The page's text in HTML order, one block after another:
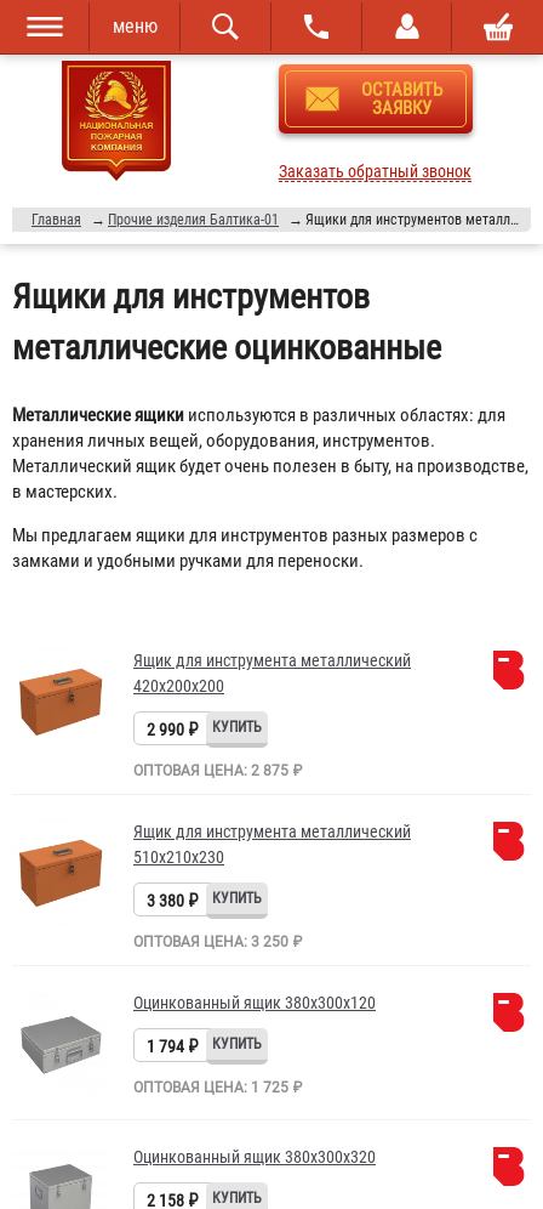
Перейти к
основному
содержанию
Skip to
navigation
меню
ОСТАВИТЬ
ЗАЯВКУ
Заказать обратный звонок
Главная → Прочие изделия Балтика-01 → Ящики для инструментов металлические оцинкованные
Ящики для инструментов
металлические оцинкованные
Металлические ящики используются в различных областях: для
хранения личных вещей, оборудования, инструментов.
Металлический ящик будет очень полезен в быту, на производстве,
в мастерских.
Мы предлагаем ящики для инструментов разных размеров с
замками и удобными ручками для переноски.
Ящик для инструмента металлический
420x200x200
2 990 ₽
ОПТОВАЯ ЦЕНА: 2 875 ₽
Ящик для инструмента металлический
510x210x230
3 380 ₽
ОПТОВАЯ ЦЕНА: 3 250 ₽
Оцинкованный ящик 380х300х120
1 794 ₽
ОПТОВАЯ ЦЕНА: 1 725 ₽
Оцинкованный ящик 380х300х320
2 158 ₽